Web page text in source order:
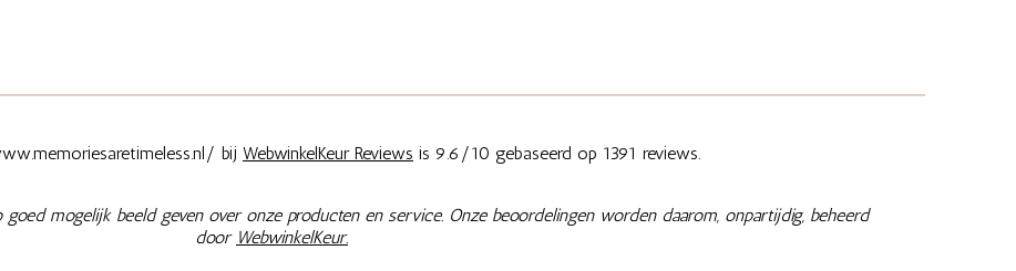
bij WebwinkelKeur Reviews is 9.6/10 gebaseerd op 1391 reviews.
mogelijk beeld geven over onze producten en service. Onze beoordelingen worden daarom, onpartijdig, beheerd
door WebwinkelKeur.